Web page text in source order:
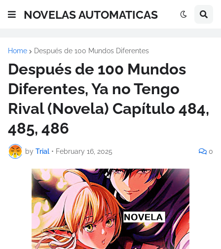
NOVELAS AUTOMATICAS
Home Después de 100 Mundos Diferentes
Después de 100 Mundos
Diferentes, Ya no Tengo
Rival (Novela) Capítulo 484,
485, 486
by Trial • February 16, 2025 0